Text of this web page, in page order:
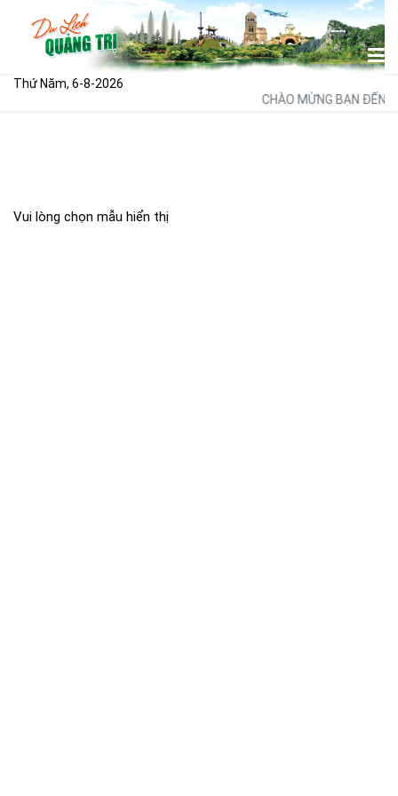
Thứ Năm, 6-8-2026
CHÀO MỪNG BẠN ĐẾN
Vui lòng chọn mẫu hiển thị